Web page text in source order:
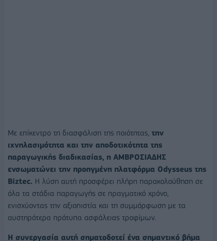
Με επίκεντρο τη διασφάλιση της ποιότητας, την
ιχνηλασιμότητα και την αποδοτικότητα της
παραγωγικής διαδικασίας, η ΑΜΒΡΟΣΙΑΔΗΣ
ενσωματώνει την προηγμένη πλατφόρμα Odysseus της
Biztec. Η λύση αυτή προσφέρει πλήρη παρακολούθηση σε
όλα τα στάδια παραγωγής σε πραγματικό χρόνο,
ενισχύοντας την αξιοπιστία και τη συμμόρφωση με τα
αυστηρότερα πρότυπα ασφάλειας τροφίμων.
Η συνεργασία αυτή σηματοδοτεί ένα σημαντικό βήμα